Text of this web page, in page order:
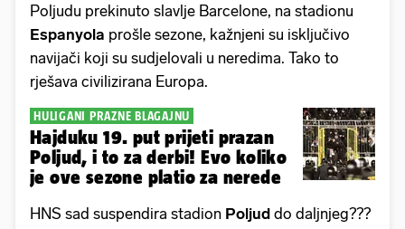
Poljudu prekinuto slavlje Barcelone, na stadionu
Espanyola prošle sezone, kažnjeni su isključivo
navijači koji su sudjelovali u neredima. Tako to
rješava civilizirana Europa.
HULIGANI PRAZNE BLAGAJNU
Hajduku 19. put prijeti prazan
Poljud, i to za derbi! Evo koliko
je ove sezone platio za nerede
HNS sad suspendira stadion Poljud do daljnjeg???